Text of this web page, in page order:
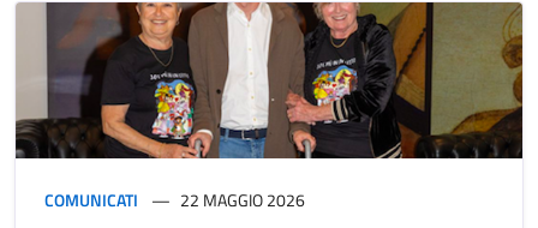
COMUNICATI 22 MAGGIO 2026